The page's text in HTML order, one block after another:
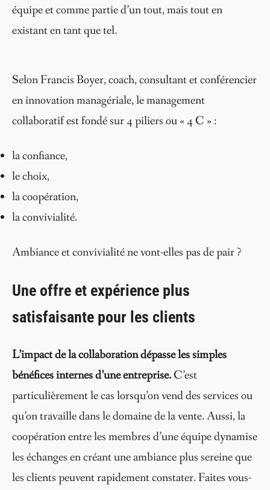
équipe et comme partie d’un tout, mais tout en
existant en tant que tel.
Selon Francis Boyer, coach, consultant et conférencier
en innovation managériale, le management
collaboratif est fondé sur 4 piliers ou « 4 C » :
la confiance,
le choix,
la coopération,
la convivialité.
Ambiance et convivialité ne vont-elles pas de pair ?
Une offre et expérience plus
satisfaisante pour les clients
L’impact de la collaboration dépasse les simples
bénéfices internes d’une entreprise.C’est
particulièrement le cas lorsqu’on vend des services ou
qu’on travaille dans le domaine de la vente. Aussi, la
coopération entre les membres d’une équipe dynamise
les échanges en créant une ambiance plus sereine que
les clients peuvent rapidement constater. Faites vous-